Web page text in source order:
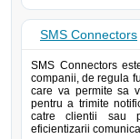
SMS Connectors
SMS Connectors
companii, de regula
care va permite sa
pentru a trimite
catre clientii sau
eficientizarii